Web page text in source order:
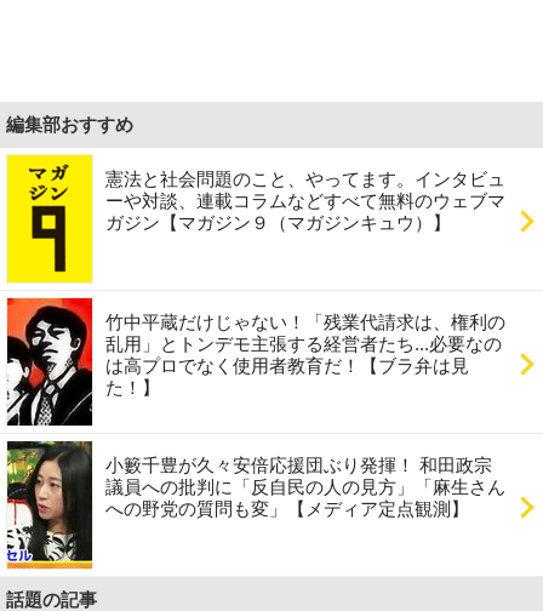
編集部おすすめ
憲法と社会問題のこと、やってます。インタビュ
ーや対談、連載コラムなどすべて無料のウェブマ
ガジン【マガジン９（マガジンキュウ）】
竹中平蔵だけじゃない！「残業代請求は、権利の
乱用」とトンデモ主張する経営者たち...必要なの
は高プロでなく使用者教育だ！【ブラ弁は見
た！】
小籔千豊が久々安倍応援団ぶり発揮！ 和田政宗
議員への批判に「反自民の人の見方」「麻生さん
への野党の質問も変」【メディア定点観測】
話題の記事